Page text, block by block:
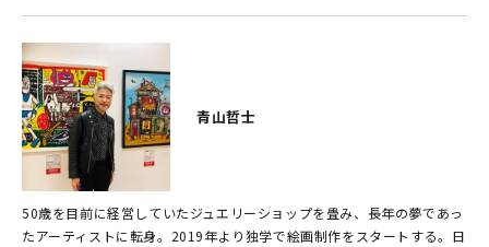
青山哲士
50歳を目前に経営していたジュエリーショップを畳み、長年の夢であっ
たアーティストに転身。2019年より独学で絵画制作をスタートする。日